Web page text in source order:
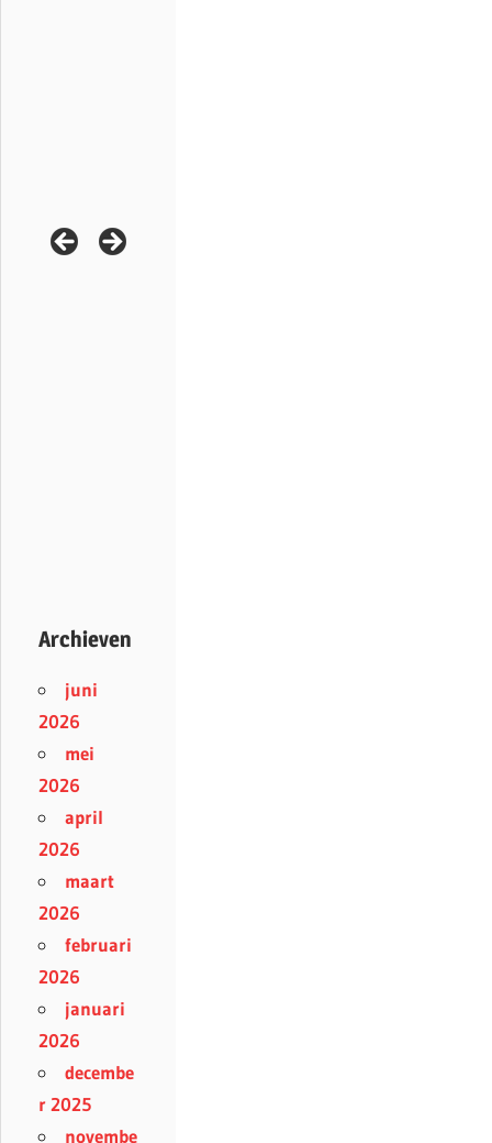
Archieven
juni
2026
mei
2026
april
2026
maart
2026
februari
2026
januari
2026
decembe
r 2025
novembe